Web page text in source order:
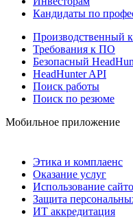
Кандидаты по
Производственный
Требования к ПО
Безопасный
HeadHunter API
Поиск работы
Поиск по резюме
Мобильное приложение
Этика и комплаенс
Оказание услуг
Использование
Защита
ИТ аккредитация